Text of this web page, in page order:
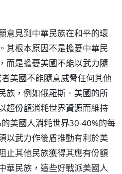
意見到中華民族在和平的環
其根本原因不是擔憂中華民
而是擔憂美國不能以武力隨
美國不能隨意威脅任何其他
族，例如俄羅斯。美國的所
超份額消耗世界資源而維持
美國人消耗世界30-40%的每
以武力作後盾推動有利於美
止其他民族獲得其應有份額
華民族，這些好戰派美國人